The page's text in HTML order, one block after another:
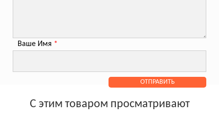
Ваше Имя *
С этим товаром просматривают